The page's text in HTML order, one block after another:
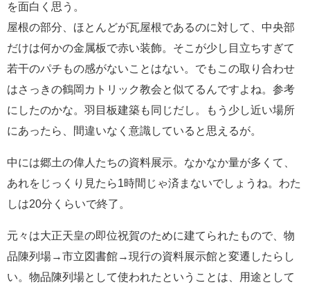
を面白く思う。
屋根の部分、ほとんどが瓦屋根であるのに対して、中央部
だけは何かの金属板で赤い装飾。そこが少し目立ちすぎて
若干のパチもの感がないことはない。でもこの取り合わせ
はさっきの鶴岡カトリック教会と似てるんですよね。参考
にしたのかな。羽目板建築も同じだし。もう少し近い場所
にあったら、間違いなく意識していると思えるが。
中には郷土の偉人たちの資料展示。なかなか量が多くて、
あれをじっくり見たら1時間じゃ済まないでしょうね。わた
しは20分くらいで終了。
元々は大正天皇の即位祝賀のために建てられたもので、物
品陳列場→市立図書館→現行の資料展示館と変遷したらし
い。物品陳列場として使われたということは、用途として